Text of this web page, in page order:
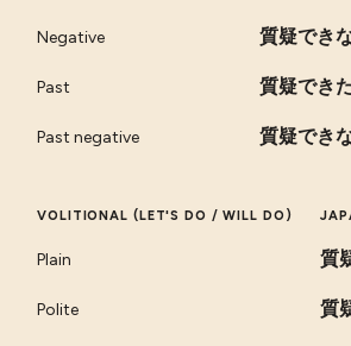
Negative 質疑でき
Past 質疑でき
Past negative 質疑でき
VOLITIONAL (LET'S DO / WILL DO)
Plain 質
Polite 質